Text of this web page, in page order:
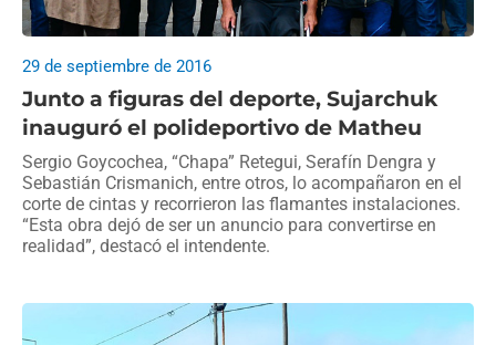
Junto a figuras del deporte, Sujarchuk
inauguró el polideportivo de Matheu
29 de septiembre de 2016
Sergio Goycochea, “Chapa” Retegui, Serafín Dengra y
Sebastián Crismanich, entre otros, lo acompañaron en el
corte de cintas y recorrieron las flamantes instalaciones.
“Esta obra dejó de ser un anuncio para convertirse en
realidad”, destacó el intendente.